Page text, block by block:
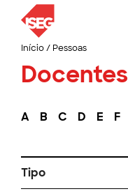
Início/ Pessoas
Docentes
A B C D E F
Tipo